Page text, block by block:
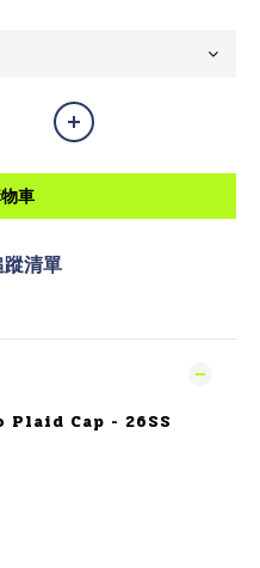
車
清單
Plaid Cap - 26SS